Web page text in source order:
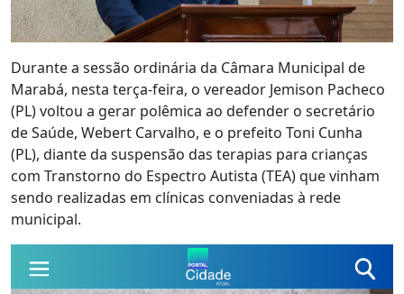
Durante a sessão ordinária da Câmara Municipal de
Marabá, nesta terça-feira, o vereador Jemison Pacheco
(PL) voltou a gerar polêmica ao defender o secretário
de Saúde, Webert Carvalho, e o prefeito Toni Cunha
(PL), diante da suspensão das terapias para crianças
com Transtorno do Espectro Autista (TEA) que vinham
sendo realizadas em clínicas conveniadas à rede
municipal.